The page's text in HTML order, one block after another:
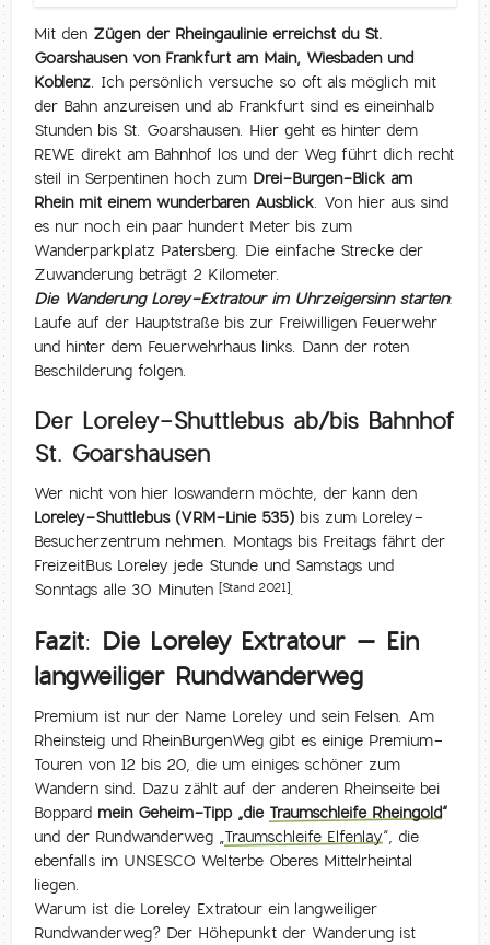
Mit den Zügen der Rheingaulinie erreichst du St.
Goarshausen von Frankfurt am Main, Wiesbaden und
Koblenz . Ich persönlich versuche so oft als möglich mit
der Bahn anzureisen und ab Frankfurt sind es eineinhalb
Stunden bis St. Goarshausen. Hier geht es hinter dem
REWE direkt am Bahnhof los und der Weg führt dich recht
steil in Serpentinen hoch zum Drei-Burgen-Blick am
Rhein mit einem wunderbaren Ausblick . Von hier aus sind
es nur noch ein paar hundert Meter bis zum
Wanderparkplatz Patersberg. Die einfache Strecke der
Zuwanderung beträgt 2 Kilometer.
Die Wanderung Lorey-Extratour im Uhrzeigersinn starten:
Laufe auf der Hauptstraße bis zur Freiwilligen Feuerwehr
und hinter dem Feuerwehrhaus links. Dann der roten
Beschilderung folgen.
Der Loreley-Shuttlebus ab/bis Bahnhof
St. Goarshausen
Wer nicht von hier loswandern möchte, der kann den
Loreley-Shuttlebus (VRM-Linie 535) bis zum Loreley-
Besucherzentrum nehmen. Montags bis Freitags fährt der
FreizeitBus Loreley jede Stunde und Samstags und
Sonntags alle 30 Minuten [Stand 2021]
Fazit: Die Loreley Extratour – Ein
langweiliger Rundwanderweg
Premium ist nur der Name Loreley und sein Felsen. Am
Rheinsteig und RheinBurgenWeg gibt es einige Premium-
Touren von 12 bis 20, die um einiges schöner zum
Wandern sind. Dazu zählt auf der anderen Rheinseite bei
Boppard mein Geheim-Tipp „die Traumschleife Rheingold“
und der Rundwanderweg „ Traumschleife Elfenlay“, die
ebenfalls im UNSESCO Welterbe Oberes Mittelrheintal
liegen.
Warum ist die Loreley Extratour ein langweiliger
Rundwanderweg? Der Höhepunkt der Wanderung ist